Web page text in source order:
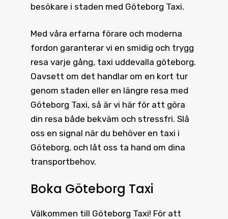
besökare i staden med Göteborg Taxi.
Med våra erfarna förare och moderna
fordon garanterar vi en smidig och trygg
resa varje gång, taxi uddevalla göteborg.
Oavsett om det handlar om en kort tur
genom staden eller en längre resa med
Göteborg Taxi, så är vi här för att göra
din resa både bekväm och stressfri. Slå
oss en signal när du behöver en taxi i
Göteborg, och låt oss ta hand om dina
transportbehov.
Boka Göteborg Taxi
Välkommen till Göteborg Taxi! För att